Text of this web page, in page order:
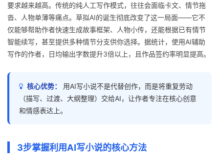
要求越来越高。传统的纯人工写作模式，往往会面临卡文、情节拖
沓、人物单薄等痛点。草拟AI的诞生彻底改变了这一局面——它不
仅能够帮助作者快速生成故事框架、人物小传，还能根据已有情节
智能续写，甚至提供多种情节分支供你选择。据统计，使用AI辅助
写作的作者，日均输出字数提升3倍以上，且作品签约率明显提高。
核心优势：
用AI写小说不是代替创作，而是将重复劳动
（描写、过渡、大纲整理）交给AI，让作者专注在核心创意
和情感表达上。
3步掌握利用AI写小说的核心方法